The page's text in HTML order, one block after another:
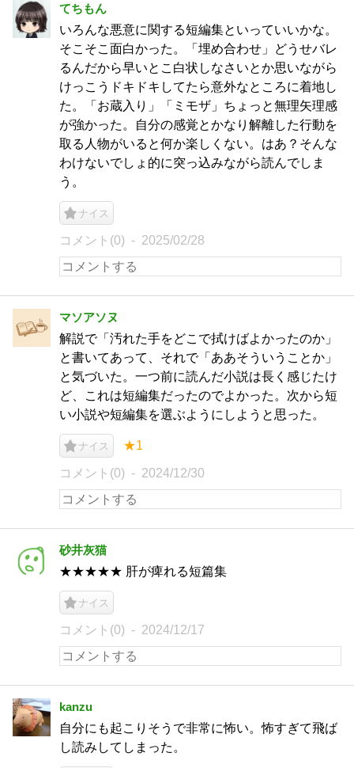
てちもん
いろんな悪意に関する短編集といっていいかな。
そこそこ面白かった。「埋め合わせ」どうせバレ
るんだから早いとこ白状しなさいとか思いながら
けっこうドキドキしてたら意外なところに着地し
た。「お蔵入り」「ミモザ」ちょっと無理矢理感
が強かった。自分の感覚とかなり解離した行動を
取る人物がいると何か楽しくない。はあ？そんな
わけないでしょ的に突っ込みながら読んでしま
う。
ナイス
コメント(0) 2025/02/28
マソアソヌ
解説で「汚れた手をどこで拭けばよかったのか」
と書いてあって、それで「ああそういうことか」
と気づいた。一つ前に読んだ小説は長く感じたけ
ど、これは短編集だったのでよかった。次から短
い小説や短編集を選ぶようにしようと思った。
ナイス ★1
コメント(0) 2024/12/30
砂井灰猫
★★★★★ 肝が痺れる短篇集
ナイス
コメント(0) 2024/12/17
kanzu
自分にも起こりそうで非常に怖い。怖すぎて飛ば
し読みしてしまった。